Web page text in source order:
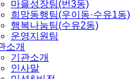
마을성장팀(번3동)
희망동행팀(우이동·수유1동)
행복나눔팀(수유2동)
운영지원팀
소개
기관소개
인사말